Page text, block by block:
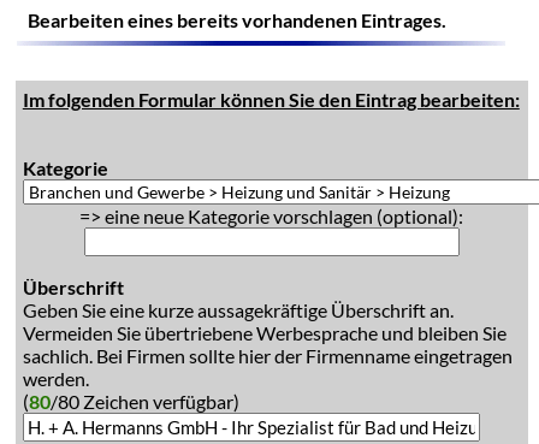
Bearbeiten eines bereits vorhandenen Eintrages.
Im folgenden Formular können Sie den Eintrag bearbeiten:
Kategorie
=> eine neue Kategorie vorschlagen (optional):
Überschrift
Geben Sie eine kurze aussagekräftige Überschrift an.
Vermeiden Sie übertriebene Werbesprache und bleiben Sie
sachlich. Bei Firmen sollte hier der Firmenname eingetragen
werden.
(80/80 Zeichen verfügbar)